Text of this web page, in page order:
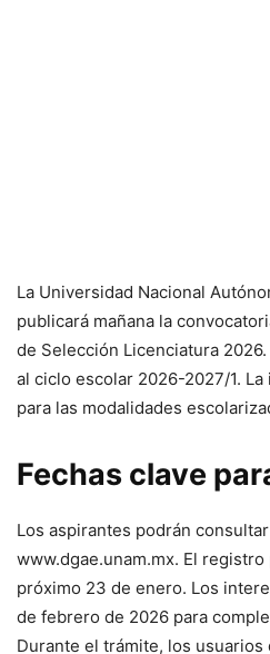
La Universidad Nacional
publicará mañana la
de Selección Licenciatura
al ciclo escolar 2026-2027/1.
para las modalidades
Fechas clave
Los aspirantes podrán
www.dgae.unam.mx. El
próximo 23 de enero. Los
de febrero de 2026 para
Durante el trámite, los